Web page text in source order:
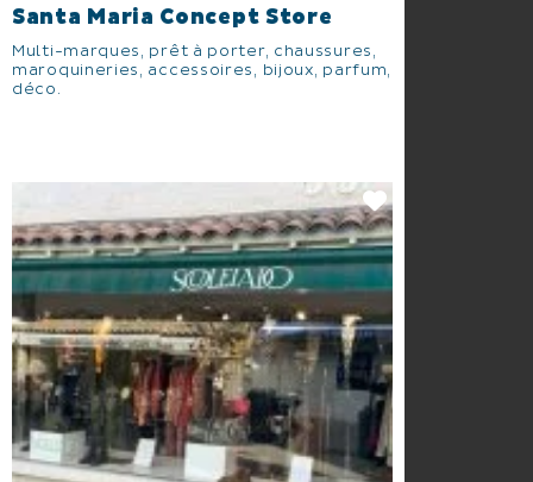
Santa Maria Concept Store
Multi-marques, prêt à porter, chaussures,
maroquineries, accessoires, bijoux, parfum,
déco.